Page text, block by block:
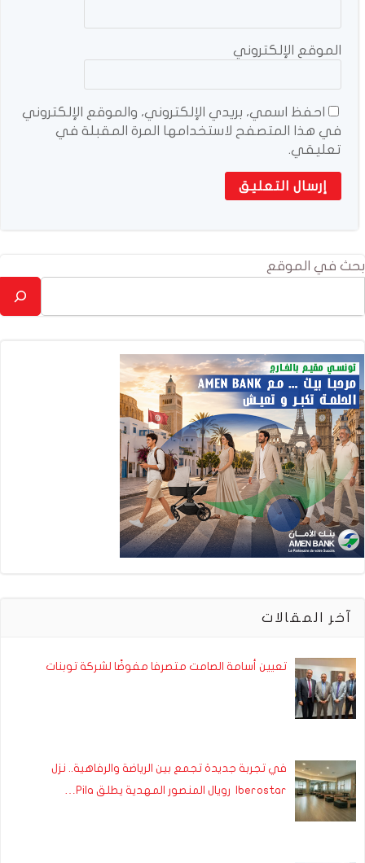
الموقع الإلكتروني
احفظ اسمي، بريدي الإلكتروني، والموقع الإلكتروني
في هذا المتصفح لاستخدامها المرة المقبلة في
تعليقي.
بحث في الموقع
آخر المقالات
تعيين أسامة الصامت متصرفا مفوضًا لشركة توبنات
في تجربة جديدة تجمع بين الرياضة والرفاهية.. نزل
Iberostar رويال المنصور المهدية يطلق Pila…